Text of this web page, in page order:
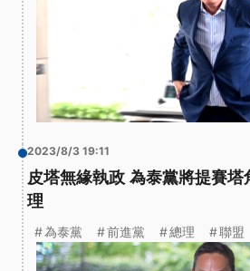
2023/8/3 19:11
皮塔無緣執政 為泰黨將提賽塔
理
為泰黨 前進黨 總理 聯盟